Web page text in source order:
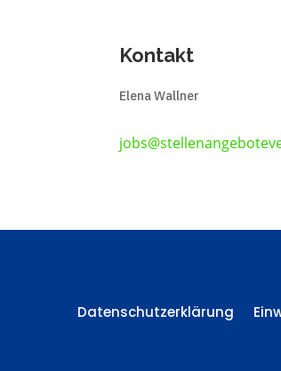
Kontakt
Elena Wallner
Datenschutzerklärung